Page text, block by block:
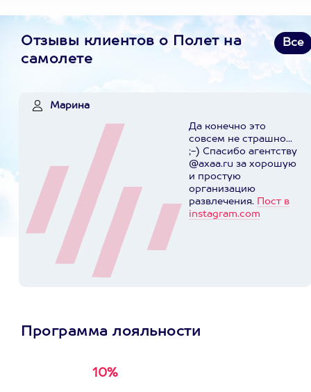
Отзывы клиентов о Полет на
самолете
Все
Марина
Да конечно это
совсем не страшно...
;-) Спасибо агентству
@axaa.ru за хорошую
и простую
организацию
развлечения. Пост в
instagram.com
Программа лояльности
10%